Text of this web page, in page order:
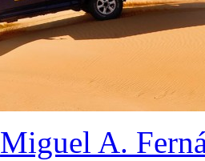
Miguel A.